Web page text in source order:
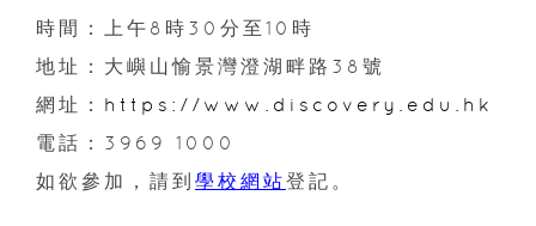
時間：上午8時30分至10時
地址：大嶼山愉景灣澄湖畔路38號
網址： https://www.discovery.edu.hk
電話：3969 1000
如欲參加，請到 學校網站登記。